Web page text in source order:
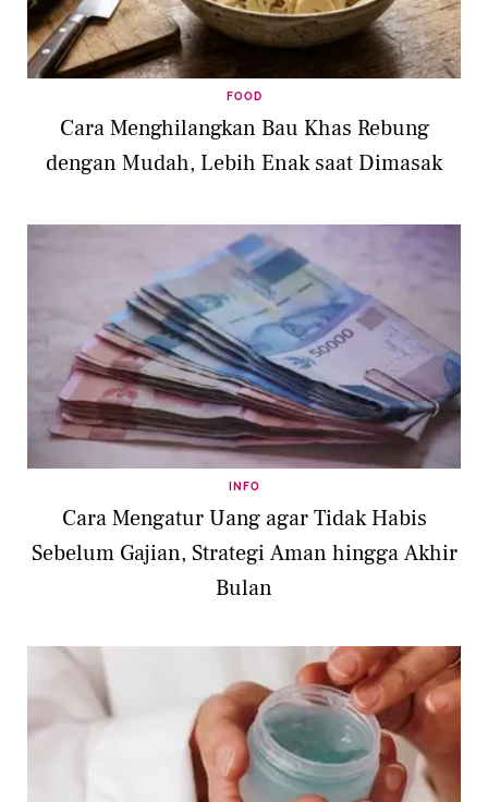
FOOD
Cara Menghilangkan Bau Khas Rebung
dengan Mudah, Lebih Enak saat Dimasak
INFO
Cara Mengatur Uang agar Tidak Habis
Sebelum Gajian, Strategi Aman hingga Akhir
Bulan